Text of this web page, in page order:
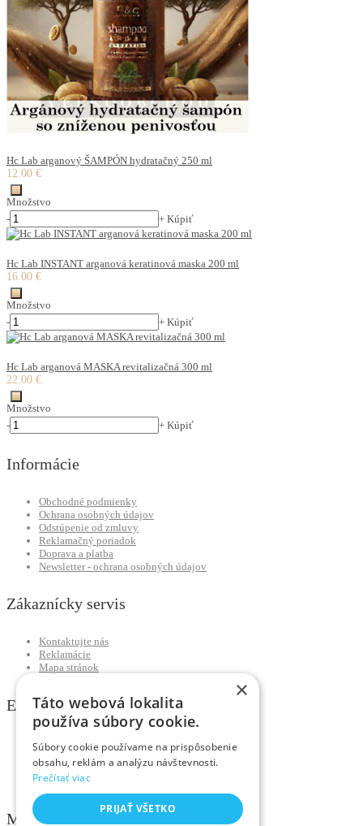
Hc Lab arganový ŠAMPÓN hydratačný 250 ml
12.00 €
Množstvo
-
+ Kúpiť
Hc Lab INSTANT arganová keratinová maska 200 ml
16.00 €
Množstvo
-
+ Kúpiť
Hc Lab arganová MASKA revitalizačná 300 ml
22.00 €
Množstvo
-
+ Kúpiť
Informácie
Obchodné podmienky
Ochrana osobných údajov
Odstúpenie od zmluvy
Reklamačný poriadok
Doprava a platba
Newsletter - ochrana osobných údajov
Zákaznícky servis
Kontaktujte nás
Reklamácie
Mapa stránok
Extra
Výrobcovia
Darčekové poukážky
Partnerský program
Akciový tovar
Môj účet
×
Táto webová lokalita
používa súbory cookie.
Súbory cookie používame na prispôsobenie
obsahu, reklám a analýzu návštevnosti.
Prečítať viac
PRIJAŤ VŠETKO